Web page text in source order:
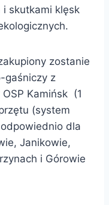
skutkami klęsk
zostanie
gaśniczy z
Kamińsk (1
(system
dla
Janikowie,
i Górowie